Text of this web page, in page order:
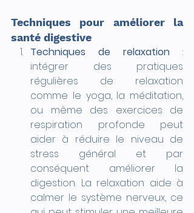
Techniques pour améliorer la
santé digestive
Techniques de relaxation :
intégrer des pratiques
régulières de relaxation
comme le yoga, la méditation,
ou même des exercices de
respiration profonde peut
aider à réduire le niveau de
stress général et par
conséquent améliorer la
digestion. La relaxation aide à
calmer le système nerveux, ce